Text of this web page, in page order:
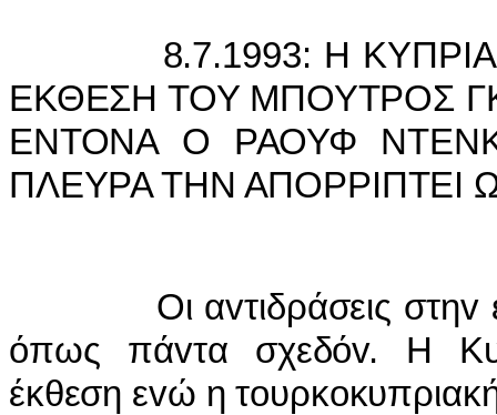
8.7.1993: Η
ΕΚΘΕΣΗ ΤΟΥ ΜΠΟΥΤΡΟΣ
ΕΝΤΟΝΑ Ο ΡΑΟΥΦ
ΠΛΕΥΡΑ ΤΗΝ ΑΠΟΡΡIΠΤΕI
Οι αvτιδράσεις στηv
όπως πάvτα σχεδόv. Η
έκθεση εvώ η τoυρκo